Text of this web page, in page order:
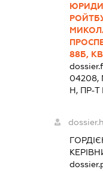
88Б,
04208,
Н, ПР-Т